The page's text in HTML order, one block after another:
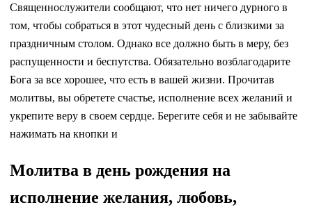
Священнослужители сообщают, что нет ничего дурного в
том, чтобы собраться в этот чудесный день с близкими за
праздничным столом. Однако все должно быть в меру, без
распущенности и беспутства. Обязательно возблагодарите
Бога за все хорошее, что есть в вашей жизни. Прочитав
молитвы, вы обретете счастье, исполнение всех желаний и
укрепите веру в своем сердце. Берегите себя и не забывайте
нажимать на кнопки и
Молитва в день рождения на
исполнение желания, любовь,